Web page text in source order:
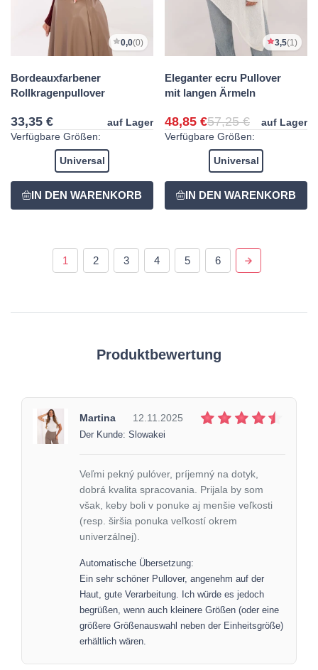
0,0(0)
Bordeauxfarbener
Rollkragenpullover
33,35 €
auf Lager
Verfügbare Größen:
Universal
3,5(1)
Eleganter ecru Pullover
mit langen Ärmeln
48,85 €57,25 €
auf Lager
Verfügbare Größen:
Universal
1 2 3 4 5 6
Produktbewertung
Martina 12.11.2025
Der Kunde: Slowakei
Veľmi pekný pulóver, príjemný na dotyk,
dobrá kvalita spracovania. Prijala by som
však, keby boli v ponuke aj menšie veľkosti
(resp. širšia ponuka veľkostí okrem
univerzálnej).
Automatische Übersetzung:
Ein sehr schöner Pullover, angenehm auf der
Haut, gute Verarbeitung. Ich würde es jedoch
begrüßen, wenn auch kleinere Größen (oder eine
größere Größenauswahl neben der Einheitsgröße)
erhältlich wären.